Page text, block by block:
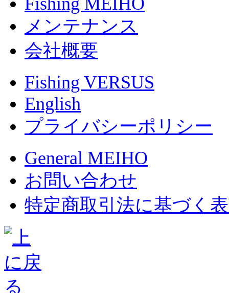
メンテナンス
会社概要
Fishing VERSUS
English
プライバシーポリシー
General MEIHO
お問い合わせ
特定商取引法に基づく